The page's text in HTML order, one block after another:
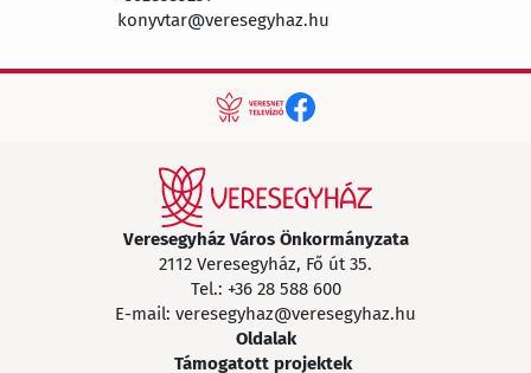
konyvtar@veresegyhaz.hu
Veresegyház Város Önkormányzata
2112 Veresegyház, Fő út 35.
Tel.: +36 28 588 600
E-mail: veresegyhaz@veresegyhaz.hu
Oldalak
Támogatott projektek